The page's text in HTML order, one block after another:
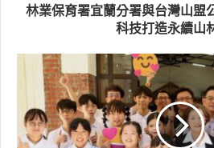
林業保育署宜蘭分署與台灣山盟
科技打造永續山